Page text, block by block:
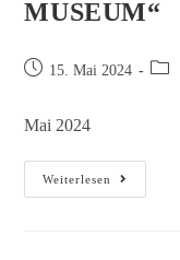
MUSEUM“
15. Mai 2024
Mai 2024
Weiterlesen